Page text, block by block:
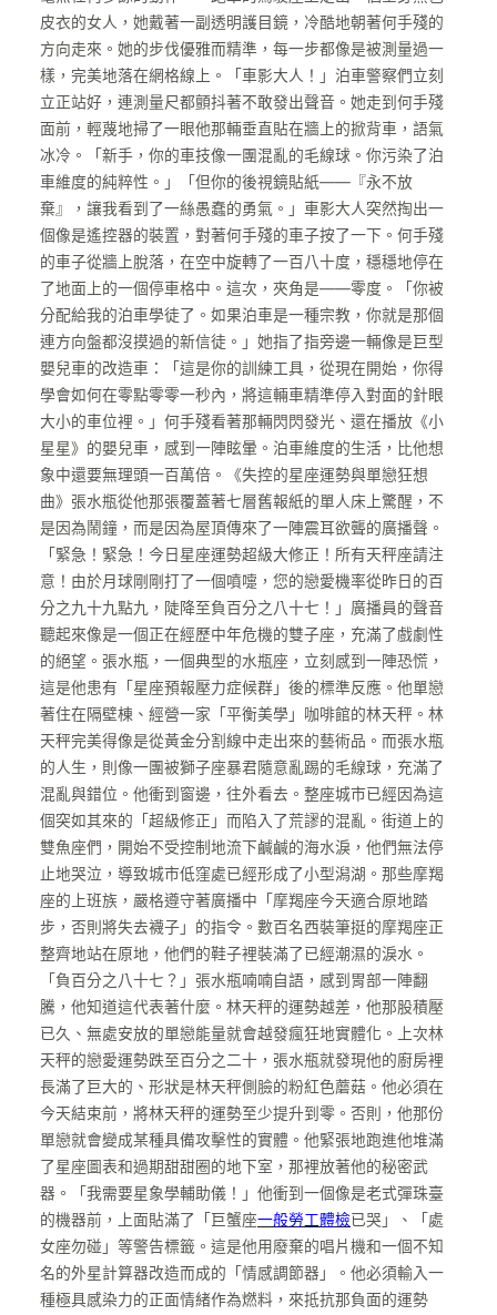
皮衣的女人，她戴著一副透明護目鏡，冷酷地朝著何手殘的
方向走來。她的步伐優雅而精準，每一步都像是被測量過一
樣，完美地落在網格線上。「車影大人！」泊車警察們立刻
立正站好，連測量尺都顫抖著不敢發出聲音。她走到何手殘
面前，輕蔑地掃了一眼他那輛垂直貼在牆上的掀背車，語氣
冰冷。「新手，你的車技像一團混亂的毛線球。你污染了泊
車維度的純粹性。」「但你的後視鏡貼紙——『永不放
棄』，讓我看到了一絲愚蠢的勇氣。」車影大人突然掏出一
個像是遙控器的裝置，對著何手殘的車子按了一下。何手殘
的車子從牆上脫落，在空中旋轉了一百八十度，穩穩地停在
了地面上的一個停車格中。這次，夾角是——零度。「你被
分配給我的泊車學徒了。如果泊車是一種宗教，你就是那個
連方向盤都沒摸過的新信徒。」她指了指旁邊一輛像是巨型
嬰兒車的改造車：「這是你的訓練工具，從現在開始，你得
學會如何在零點零零一秒內，將這輛車精準停入對面的針眼
大小的車位裡。」何手殘看著那輛閃閃發光、還在播放《小
星星》的嬰兒車，感到一陣眩暈。泊車維度的生活，比他想
象中還要無理頭一百萬倍。《失控的星座運勢與單戀狂想
曲》張水瓶從他那張覆蓋著七層舊報紙的單人床上驚醒，不
是因為鬧鐘，而是因為屋頂傳來了一陣震耳欲聾的廣播聲。
「緊急！緊急！今日星座運勢超級大修正！所有天秤座請注
意！由於月球剛剛打了一個噴嚏，您的戀愛機率從昨日的百
分之九十九點九，陡降至負百分之八十七！」廣播員的聲音
聽起來像是一個正在經歷中年危機的雙子座，充滿了戲劇性
的絕望。張水瓶，一個典型的水瓶座，立刻感到一陣恐慌，
這是他患有「星座預報壓力症候群」後的標準反應。他單戀
著住在隔壁棟、經營一家「平衡美學」咖啡館的林天秤。林
天秤完美得像是從黃金分割線中走出來的藝術品。而張水瓶
的人生，則像一團被獅子座暴君隨意亂踢的毛線球，充滿了
混亂與錯位。他衝到窗邊，往外看去。整座城市已經因為這
個突如其來的「超級修正」而陷入了荒謬的混亂。街道上的
雙魚座們，開始不受控制地流下鹹鹹的海水淚，他們無法停
止地哭泣，導致城市低窪處已經形成了小型潟湖。那些摩羯
座的上班族，嚴格遵守著廣播中「摩羯座今天適合原地踏
步，否則將失去襪子」的指令。數百名西裝筆挺的摩羯座正
整齊地站在原地，他們的鞋子裡裝滿了已經潮濕的淚水。
「負百分之八十七？」張水瓶喃喃自語，感到胃部一陣翻
騰，他知道這代表著什麼。林天秤的運勢越差，他那股積壓
已久、無處安放的單戀能量就會越發瘋狂地實體化。上次林
天秤的戀愛運勢跌至百分之二十，張水瓶就發現他的廚房裡
長滿了巨大的、形狀是林天秤側臉的粉紅色蘑菇。他必須在
今天結束前，將林天秤的運勢至少提升到零。否則，他那份
單戀就會變成某種具備攻擊性的實體。他緊張地跑進他堆滿
了星座圖表和過期甜甜圈的地下室，那裡放著他的秘密武
器。「我需要星象學輔助儀！」他衝到一個像是老式彈珠臺
的機器前，上面貼滿了「巨蟹座一般勞工體檢已哭」、「處
女座勿碰」等警告標籤。這是他用廢棄的唱片機和一個不知
名的外星計算器改造而成的「情感調節器」。他必須輸入一
種極具感染力的正面情緒作為燃料，來抵抗那負面的運勢